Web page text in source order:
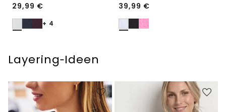
29,99 €
+ 4
39,99 €
Layering‑Ideen